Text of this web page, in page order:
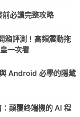
必讀完整攻略
箱評測！高頻震動拖
一次看
Android 必學的隱藏
顛覆終端機的 AI 程